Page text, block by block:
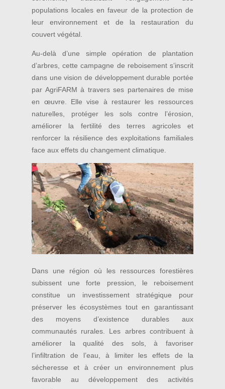
populations locales en faveur de la protection de
leur environnement et de la restauration du
couvert végétal.
Au-delà d’une simple opération de plantation
d’arbres, cette campagne de reboisement s’inscrit
dans une vision de développement durable portée
par AgriFARM à travers ses partenaires de mise
en œuvre. Elle vise à restaurer les ressources
naturelles, protéger les sols contre l’érosion,
améliorer la fertilité des terres agricoles et
renforcer la résilience des exploitations familiales
face aux effets du changement climatique.
Dans une région où les ressources forestières
subissent une forte pression, le reboisement
constitue un investissement stratégique pour
préserver les écosystèmes tout en garantissant
des moyens d’existence durables aux
communautés rurales. Les arbres contribuent à
améliorer la qualité des sols, à favoriser
l’infiltration de l’eau, à limiter les effets de la
sécheresse et à créer un environnement plus
favorable au développement des activités